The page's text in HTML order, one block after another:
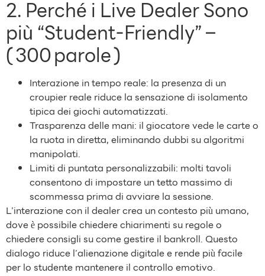
2. Perché i Live Dealer Sono
più “Student‑Friendly” –
( 300 parole )
Interazione in tempo reale: la presenza di un
croupier reale riduce la sensazione di isolamento
tipica dei giochi automatizzati.
Trasparenza delle mani: il giocatore vede le carte o
la ruota in diretta, eliminando dubbi su algoritmi
manipolati.
Limiti di puntata personalizzabili: molti tavoli
consentono di impostare un tetto massimo di
scommessa prima di avviare la sessione.
L’interazione con il dealer crea un contesto più umano,
dove è possibile chiedere chiarimenti su regole o
chiedere consigli su come gestire il bankroll. Questo
dialogo riduce l’alienazione digitale e rende più facile
per lo studente mantenere il controllo emotivo.